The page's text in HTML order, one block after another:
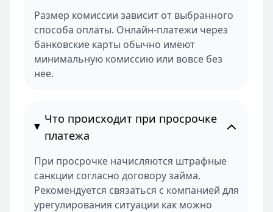
Размер комиссии зависит от выбранного
способа оплаты. Онлайн-платежи через
банковские карты обычно имеют
минимальную комиссию или вовсе без
нее.
Что происходит при просрочке
платежа
При просрочке начисляются штрафные
санкции согласно договору займа.
Рекомендуется связаться с компанией для
урегулирования ситуации как можно